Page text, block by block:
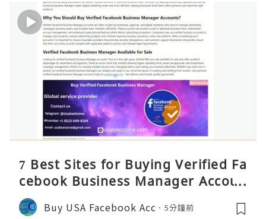
7 Best Sites for Buying Verified Fa
cebook Business Manager Accoun
ts 2026 – Full Reality Guide
Buy USA Facebook Acc 5分鐘前